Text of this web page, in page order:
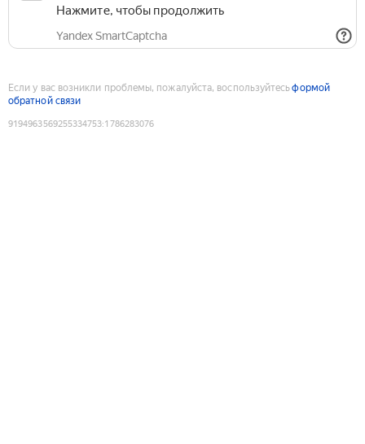
Нажмите, чтобы продолжить
Yandex SmartCaptcha
Если у вас возникли проблемы, пожалуйста, воспользуйтесьформой
обратной связи
9194963569255334753:1786283076